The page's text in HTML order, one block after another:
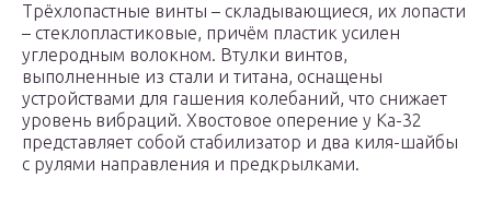
Трёхлопастные винты – складывающиеся, их лопасти
– стеклопластиковые, причём пластик усилен
углеродным волокном. Втулки винтов,
выполненные из стали и титана, оснащены
устройствами для гашения колебаний, что снижает
уровень вибраций. Хвостовое оперение у Ка-32
представляет собой стабилизатор и два киля-шайбы
с рулями направления и предкрылками.